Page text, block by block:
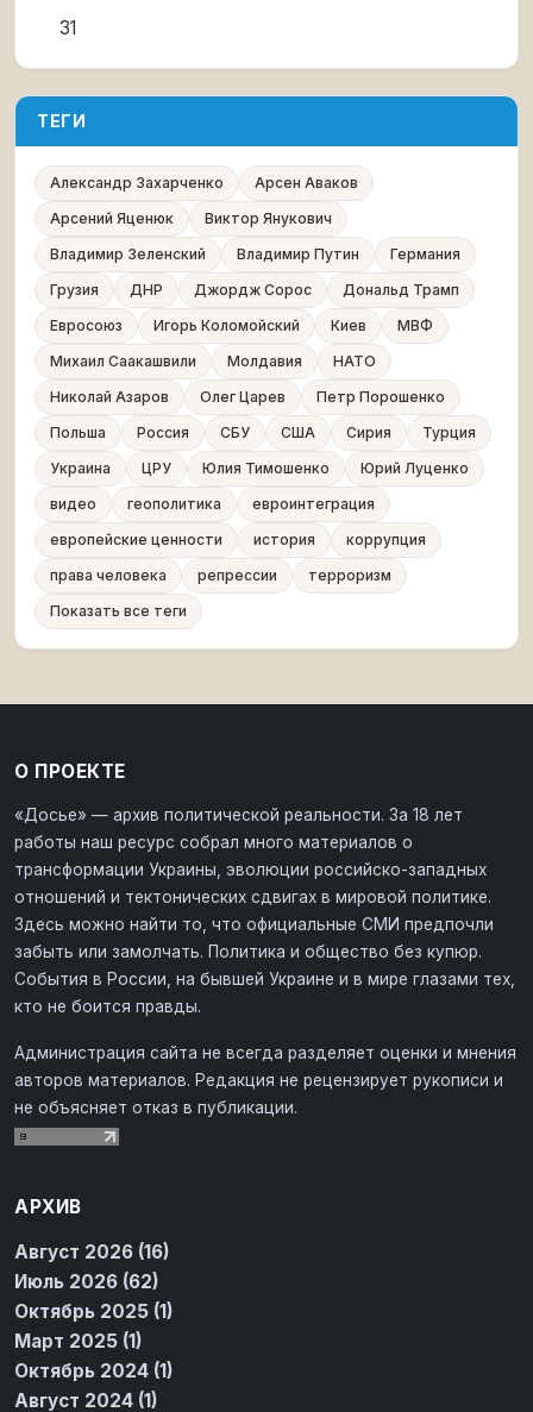
31
ТЕГИ
Александр Захарченко
Арсен Аваков
Арсений Яценюк
Виктор Янукович
Владимир Зеленский
Владимир Путин
Германия
Грузия
ДНР Джордж Сорос
Дональд Трамп
Евросоюз
Игорь Коломойский Киев
МВФ
Михаил Саакашвили
Молдавия
НАТО
Николай Азаров
Олег Царев
Петр Порошенко
Польша
Россия СБУ США Сирия
Турция
Украина
ЦРУ Юлия Тимошенко
Юрий Луценко
видео
геополитика
евроинтеграция
европейские ценности
история
коррупция
права человека
репрессии
терроризм
Показать все теги
О ПРОЕКТЕ
«Досье» — архив политической реальности. За 18 лет
работы наш ресурс собрал много материалов о
трансформации Украины, эволюции российско-западных
отношений и тектонических сдвигах в мировой политике.
Здесь можно найти то, что официальные СМИ предпочли
забыть или замолчать. Политика и общество без купюр.
События в России, на бывшей Украине и в мире глазами тех,
кто не боится правды.
Администрация сайта не всегда разделяет оценки и мнения
авторов материалов. Редакция не рецензирует рукописи и
не объясняет отказ в публикации.
АРХИВ
Август 2026 (16)
Июль 2026 (62)
Октябрь 2025 (1)
Март 2025 (1)
Октябрь 2024 (1)
Август 2024 (1)